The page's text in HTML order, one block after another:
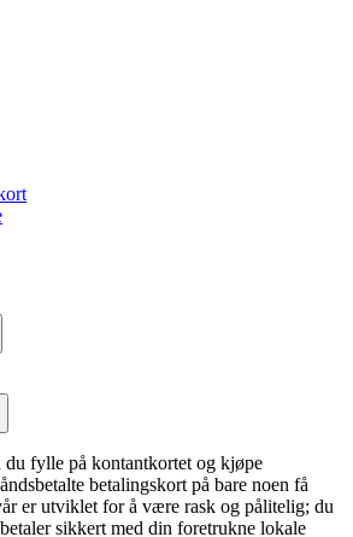
du fylle på kontantkortet og kjøpe
betalingskort på bare noen få
er utviklet for å være rask og pålitelig; du
sikkert med din foretrukne lokale